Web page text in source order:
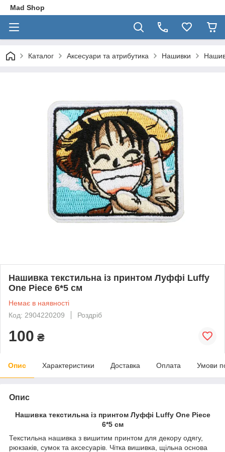
Mad Shop
Каталог Аксесуари та атрибутика Нашивки
Нашивка текстильна із принтом Луффі Luffy
One Piece 6*5 см
Немає в наявності
Код: 2904220209
Роздріб
100 ₴
Опис Характеристики Доставка Оплата Умови
Опис
Нашивка текстильна із принтом Луффі Luffy One Piece
6*5 см
Текстильна нашивка з вишитим принтом для декору одягу,
рюкзаків, сумок та аксесуарів. Чітка вишивка, щільна основа